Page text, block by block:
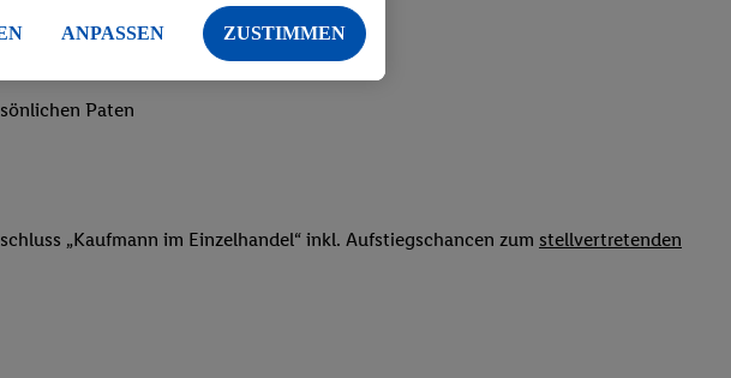
Paten
„Kaufmann im Einzelhandel“ inkl. Aufstiegschancen zum stellvertretenden
auch mit Daten von anderen Diensten
(z.B. über Ihre Nutzung der Lidl-Dienste,
- z.B. Alter oder Geschlecht -
und Lidl-Dienste hinweg einschließlich dem
zur Erstellung von Zielgruppen
Werbung erfolgen Verarbeitungen auch
zur Entwicklung von Angeboten sowie
Konto erstellen bzw. sich in Ihr
ANPASSEN ZUSTIMMEN